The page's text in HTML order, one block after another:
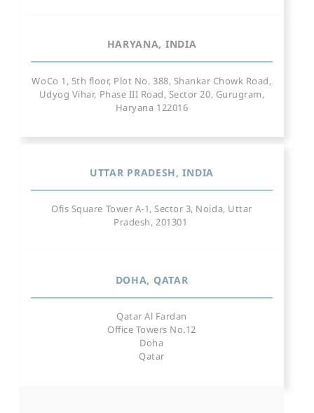
HARYANA, INDIA
WoCo 1, 5th floor, Plot No. 388, Shankar Chowk Road,
Udyog Vihar, Phase III Road, Sector 20, Gurugram,
Haryana 122016
UTTAR PRADESH, INDIA
Ofis Square Tower A-1, Sector 3, Noida, Uttar
Pradesh, 201301
DOHA, QATAR
Qatar Al Fardan
Office Towers No.12
Doha
Qatar